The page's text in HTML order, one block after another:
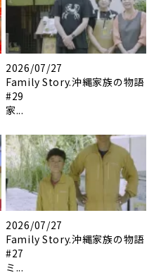
2026/07/27
Family Story.沖縄家族の物語
#29
家...
2026/07/27
Family Story.沖縄家族の物語
#27
ミ...